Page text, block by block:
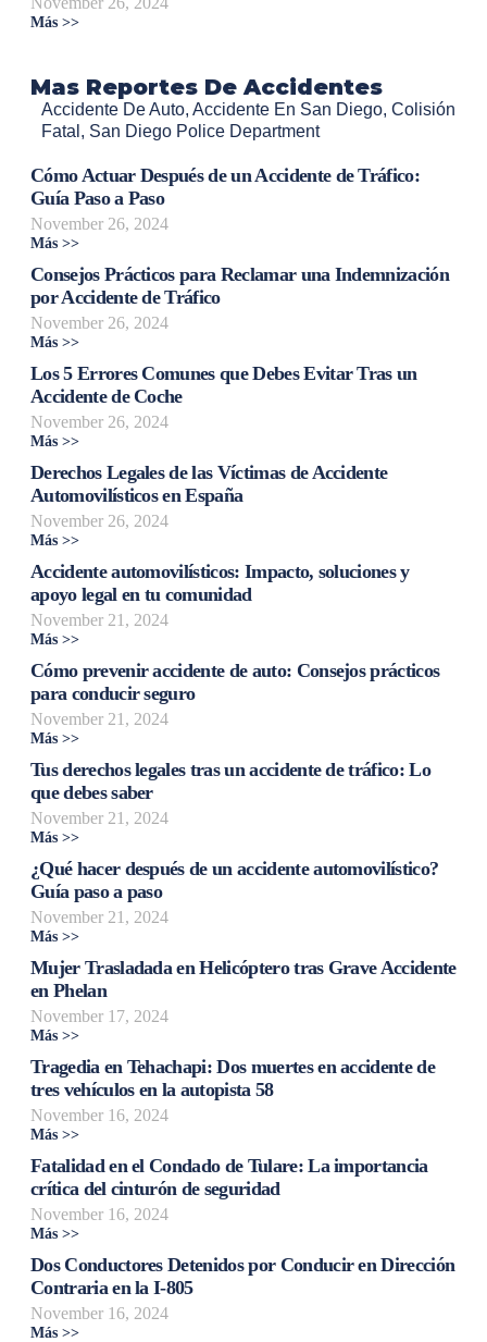
Más >>
Mas Reportes De Accidentes
Accidente De Auto, Accidente En San Diego, Colisión
Fatal , San Diego Police Department
Cómo Actuar Después de un Accidente de Tráfico:
Guía Paso a Paso
November 26, 2024
Más >>
Consejos Prácticos para Reclamar una Indemnización
por Accidente de Tráfico
November 26, 2024
Más >>
Los 5 Errores Comunes que Debes Evitar Tras un
Accidente de Coche
November 26, 2024
Más >>
Derechos Legales de las Víctimas de Accidente
Automovilísticos en España
November 26, 2024
Más >>
Accidente automovilísticos: Impacto, soluciones y
apoyo legal en tu comunidad
November 21, 2024
Más >>
Cómo prevenir accidente de auto: Consejos prácticos
para conducir seguro
November 21, 2024
Más >>
Tus derechos legales tras un accidente de tráfico: Lo
que debes saber
November 21, 2024
Más >>
¿Qué hacer después de un accidente automovilístico?
Guía paso a paso
November 21, 2024
Más >>
Mujer Trasladada en Helicóptero tras Grave Accidente
en Phelan
November 17, 2024
Más >>
Tragedia en Tehachapi: Dos muertes en accidente de
tres vehículos en la autopista 58
November 16, 2024
Más >>
Fatalidad en el Condado de Tulare: La importancia
crítica del cinturón de seguridad
November 16, 2024
Más >>
Dos Conductores Detenidos por Conducir en Dirección
Contraria en la I-805
November 16, 2024
Más >>